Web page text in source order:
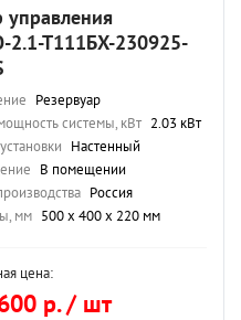
Т111БХ-230925-
Резервуар
системы, кВт 2.03 кВт
Настенный
В помещении
Россия
мм 500 х 400 х 220 мм
цена:
р. / шт